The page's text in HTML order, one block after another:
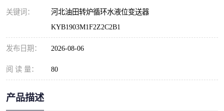
关键词：
河北油田转炉循环水液位变送器
KYB1903M1F2Z2C2B1
发布日期： 2026-08-06
阅 读 量： 80
产品描述